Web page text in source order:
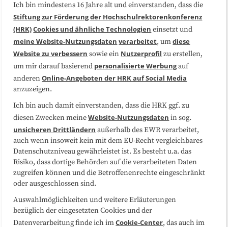
Über uns FAQ
Medienarbeit Kooperationen
Datenschutzerklärung Impressum
Sitemap
Folgen Sie uns
Ich bin mindestens 16 Jahre alt und einverstanden, dass die
Stiftung zur Förderung der Hochschulrektorenkonferenz
(HRK)Cookies und ähnliche Technologien einsetzt und
meine Website-Nutzungsdaten verarbeitet, umdiese
Website zu verbessern sowie ein Nutzerprofil zu erstellen,
um mir darauf basierend personalisierte Werbungauf
anderenOnline-Angeboten der HRK auf Social Media
anzuzeigen.
Ich bin auch damit einverstanden, dass die HRK ggf. zu
diesen Zwecken meineWebsite-Nutzungsdaten in sog.
unsicheren Drittländern außerhalb des EWR verarbeitet,
auch wenn insoweit kein mit dem EU-Recht vergleichbares
Datenschutzniveau gewährleistet ist. Es besteht u.a. das
Risiko, dass dortige Behörden auf die verarbeiteten Daten
zugreifen können und die Betroffenenrechte eingeschränkt
oder ausgeschlossen sind.
Auswahlmöglichkeiten und weitere Erläuterungen
bezüglich der eingesetzten Cookies und der
Datenverarbeitung finde ich imCookie-Center, das auch im